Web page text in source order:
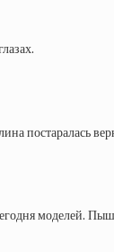
постаралась
моделей.